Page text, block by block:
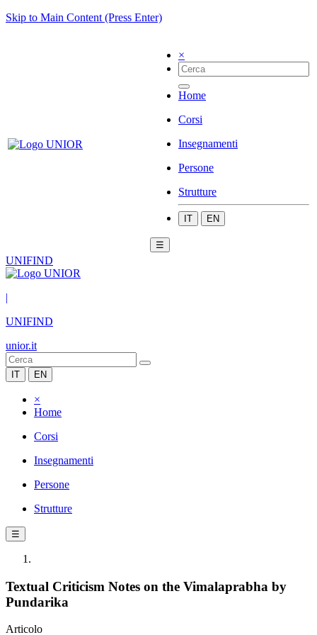
Skip to Main Content (Press Enter)
×
Home
Corsi
Insegnamenti
Persone
Strutture
IT EN
☰
UNIFIND
|
UNIFIND
unior.it
IT EN
×
Home
Corsi
Insegnamenti
Persone
Strutture
☰
Textual Criticism Notes on the Vimalaprabha by
Pundarika
Articolo